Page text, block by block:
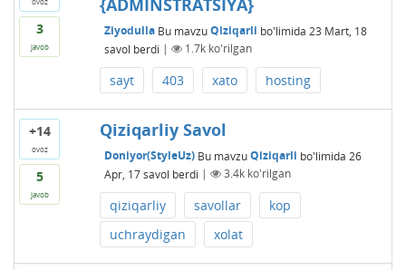
3
javob
Ziyodulla Bu mavzuQiziqarli bo'limida 23 Mart, 18
savol berdi | 1.7kko'rilgan
sayt 403 xato hosting
+14
ovoz
5
javob
Qiziqarliy Savol
Doniyor(StyleUz) Bu mavzuQiziqarli bo'limida 26
Apr, 17 savol berdi | 3.4kko'rilgan
qiziqarliy savollar
kop
uchraydigan
xolat